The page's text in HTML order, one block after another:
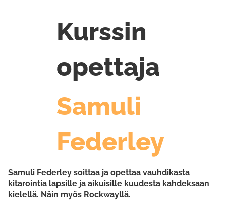
Kurssin
opettaja
Samuli
Federley
Samuli Federley soittaa ja opettaa vauhdikasta
kitarointia lapsille ja aikuisille kuudesta kahdeksaan
kielellä. Näin myös Rockwayllä.